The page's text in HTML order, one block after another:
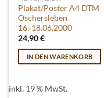
Plakat/Poster A4 DTM
Oschersleben
16.-18.06.2000
24,90€
IN DEN WARENKORB
inkl. 19 % MwSt.